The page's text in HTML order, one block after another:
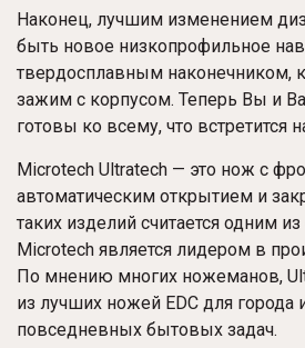
Наконец, лучшим изменением
быть новое низкопрофильное
твердосплавным наконечником,
зажим с корпусом. Теперь Вы и
готовы ко всему, что встретится
Microtech Ultratech — это нож с
автоматическим открытием и
таких изделий считается одним
Microtech является лидером в
По мнению многих ножеманов,
из лучших ножей EDC для города
повседневных бытовых задач.